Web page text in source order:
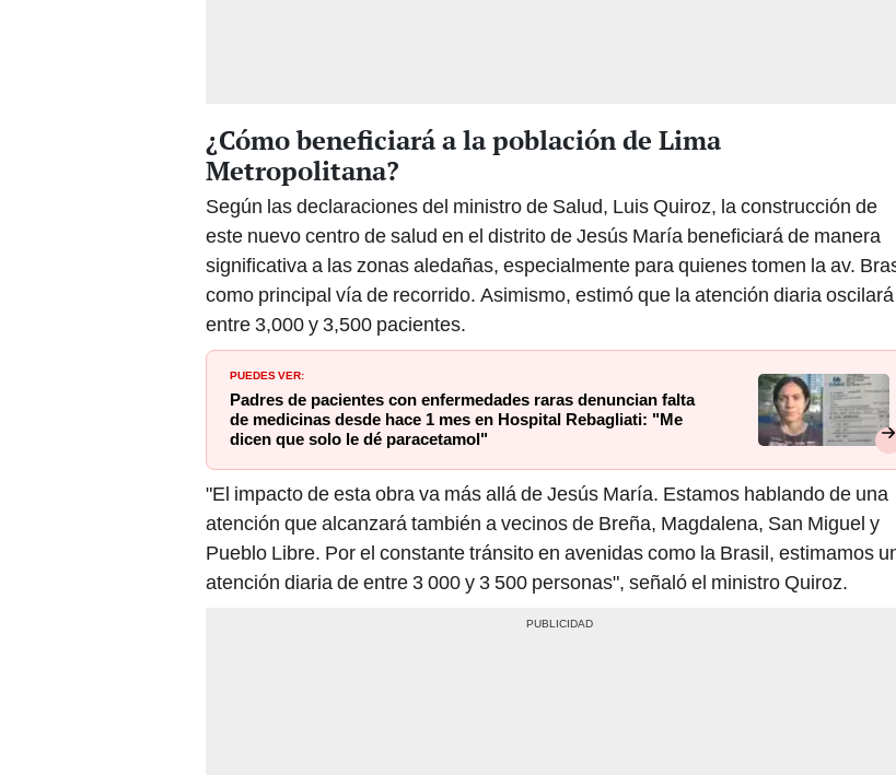
¿Cómo beneficiará a la población de Lima
Metropolitana?
Según las declaraciones del ministro de Salud, Luis Quiroz, la construcción de
este nuevo centro de salud en el distrito de Jesús María beneficiará de manera
significativa a las zonas aledañas, especialmente para quienes tomen la av.
como principal vía de recorrido. Asimismo, estimó que la atención diaria oscilará
entre 3,000 y 3,500 pacientes.
PUEDES VER:
Padres de pacientes con enfermedades raras denuncian falta
de medicinas desde hace 1 mes en Hospital Rebagliati: "Me
dicen que solo le dé paracetamol"
"El impacto de esta obra va más allá de Jesús María. Estamos hablando de una
atención que alcanzará también a vecinos de Breña, Magdalena, San Miguel y
Pueblo Libre. Por el constante tránsito en avenidas como la Brasil, estimamos
atención diaria de entre 3 000 y 3 500 personas", señaló el ministro Quiroz.